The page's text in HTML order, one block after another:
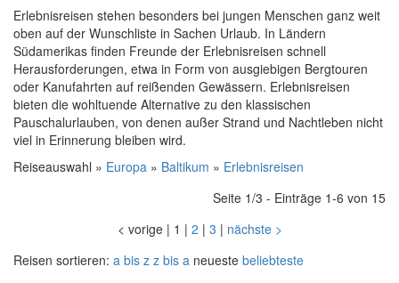
Erlebnisreisen stehen besonders bei jungen Menschen ganz weit
oben auf der Wunschliste in Sachen Urlaub. In Ländern
Südamerikas finden Freunde der Erlebnisreisen schnell
Herausforderungen, etwa in Form von ausgiebigen Bergtouren
oder Kanufahrten auf reißenden Gewässern. Erlebnisreisen
bieten die wohltuende Alternative zu den klassischen
Pauschalurlauben, von denen außer Strand und Nachtleben nicht
viel in Erinnerung bleiben wird.
Reiseauswahl » Europa » Baltikum » Erlebnisreisen
Seite 1/3 - Einträge 1-6 von 15
< vorige | 1 | 2 | 3 | nächste >
Reisen sortieren: a bis z z bis a neueste beliebteste